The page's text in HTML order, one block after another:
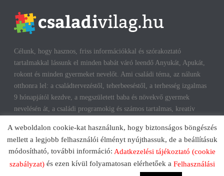
Célunk, hogy hasznos, friss információkkal és szórakoztató
tartalmakkal lássunk el minden babát váró leendő Anyukát, Apukát,
rokont és minden gyermeket nevelőt. Ami családi téma, az nálunk
otthonra lel: a családtervezéstől, teherbeeséstől, a terhesség izgalmas
9 hónapjától kezdve, a megszületett baba és növekvő gyermek
nevelésén át, a családi programokig és számos tartalmas, kreatív
gyermekkorhoz, gyerekeink testi és lelki egészségéhez az út többek
között a szülők megfelelő attitűdje, kíváncsisága, jól informáltsága
mentén vezet. Reméljük, mi is segítünk ezen az úton!
A weboldalon cookie-kat használunk, hogy biztonságos böngészés
mellett a legjobb felhasználói élményt nyújthassuk, de a beállításuk
módosítható, további információ: Adatkezelési tájékoztató (cookie
szabályzat) és ezen kívül folyamatosan elérhetőek a Felhasználási